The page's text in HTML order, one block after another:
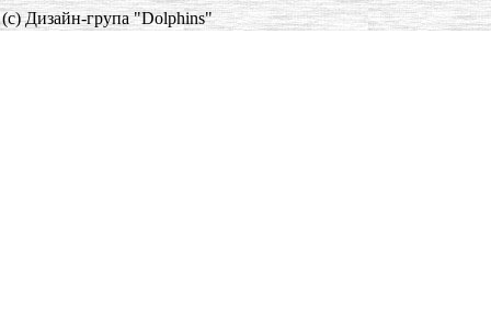
(c) Дизайн-група "Dolphins"